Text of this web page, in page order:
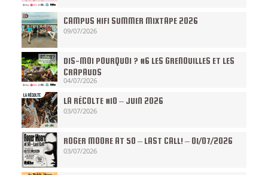
CAMPUS HIFI SUMMER MIXTAPE 2026
09/07/2026
DIS-MOI POURQUOI ? #6 LES GRENOUILLES ET LES
CRAPAUDS
04/07/2026
LA RÉCOLTE #10 – JUIN 2026
03/07/2026
ROGER MOORE AT 50 – LAST CALL! – 01/07/2026
03/07/2026